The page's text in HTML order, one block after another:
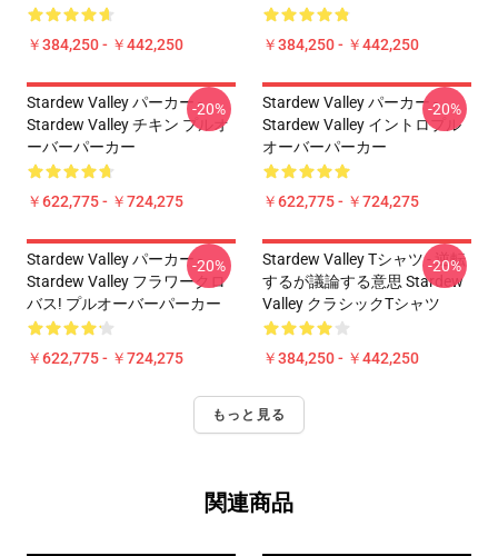
￥384,250 - ￥442,250 ￥384,250 - ￥442,250
Stardew Valley パーカー -
Stardew Valley チキン プルオ
ーバーパーカー
￥622,775 - ￥724,275
-20%
Stardew Valley パーカー -
Stardew Valley イントロプル
オーバーパーカー
￥622,775 - ￥724,275
-20%
Stardew Valley パーカー -
Stardew Valley フラワークロ
バス! プルオーバーパーカー
￥622,775 - ￥724,275
-20%
Stardew Valley Tシャツ - 逆転
するが議論する意思 Stardew
Valley クラシックTシャツ
￥384,250 - ￥442,250
-20%
もっと見る
関連商品